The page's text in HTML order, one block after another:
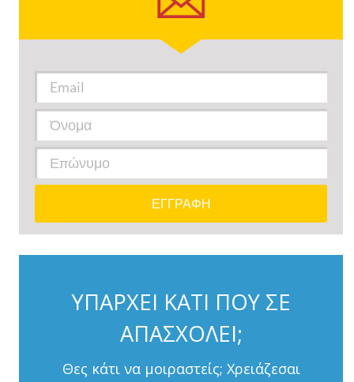
ΥΠΑΡΧΕΙ ΚΑΤΙ ΠΟΥ ΣΕ
ΑΠΑΣΧΟΛΕΙ;
Θες κάτι να μοιραστείς; Χρειάζεσαι